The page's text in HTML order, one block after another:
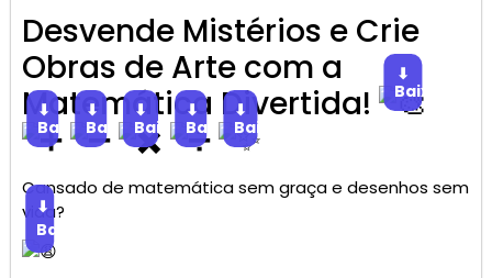
Desvende Mistérios e Crie
Obras de Arte com a
Matemática Divertida!
⬇
Baixar
⬇
Baixar
⬇
Baixar
⬇
Baixar
⬇
Baixar
⬇
Baixar
Cansado de matemática sem graça e desenhos sem
vida?
⬇
Baixar